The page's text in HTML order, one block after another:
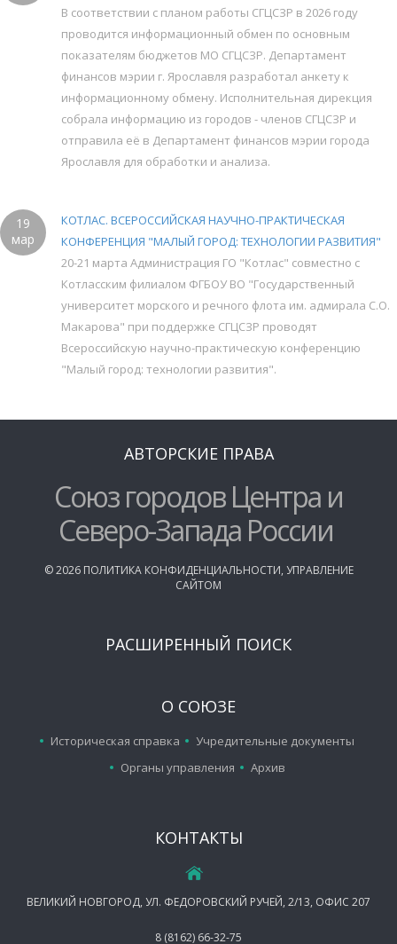
В соответствии с планом работы СГЦСЗР в 2026 году
проводится информационный обмен по основным
показателям бюджетов МО СГЦСЗР. Департамент
финансов мэрии г. Ярославля разработал анкету к
информационному обмену. Исполнительная дирекция
собрала информацию из городов - членов СГЦСЗР и
отправила её в Департамент финансов мэрии города
Ярославля для обработки и анализа.
19
мар
КОТЛАС. ВСЕРОССИЙСКАЯ НАУЧНО-ПРАКТИЧЕСКАЯ
КОНФЕРЕНЦИЯ "МАЛЫЙ ГОРОД: ТЕХНОЛОГИИ РАЗВИТИЯ"
20-21 марта Администрация ГО "Котлас" совместно с
Котласским филиалом ФГБОУ ВО "Государственный
университет морского и речного флота им. адмирала С.О.
Макарова" при поддержке СГЦСЗР проводят
Всероссийскую научно-практическую конференцию
"Малый город: технологии развития".
АВТОРСКИЕ ПРАВА
Союз городов Центра и
Северо-Запада России
©2026 ПОЛИТИКА КОНФИДЕНЦИАЛЬНОСТИ, УПРАВЛЕНИЕ
САЙТОМ
РАСШИРЕННЫЙ ПОИСК
О СОЮЗЕ
Историческая справка
Учредительные документы
Органы управления
Архив
КОНТАКТЫ
ВЕЛИКИЙ НОВГОРОД, УЛ. ФЕДОРОВСКИЙ РУЧЕЙ, 2/13, ОФИС 207
8 (8162) 66-32-75